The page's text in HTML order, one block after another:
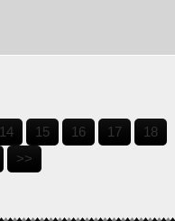
14 15 16 17
18
>>